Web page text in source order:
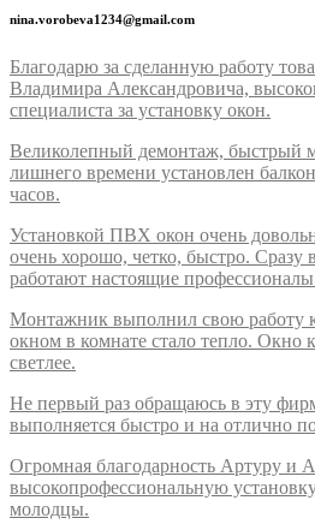
nina.vorobeva1234@gmail.com
Благодарю за сделанную работу
Владимира Александровича,
специалиста за установку окон.
Великолепный демонтаж, быстрый
лишнего времени установлен
часов.
Установкой ПВХ окон очень
очень хорошо, четко, быстро.
работают настоящие профессионалы
Монтажник выполнил свою работу
окном в комнате стало тепло. Окно
светлее.
Не первый раз обращаюсь в эту
выполняется быстро и на отлично по
Огромная благодарность Артуру и
высокопрофессиональную
молодцы.